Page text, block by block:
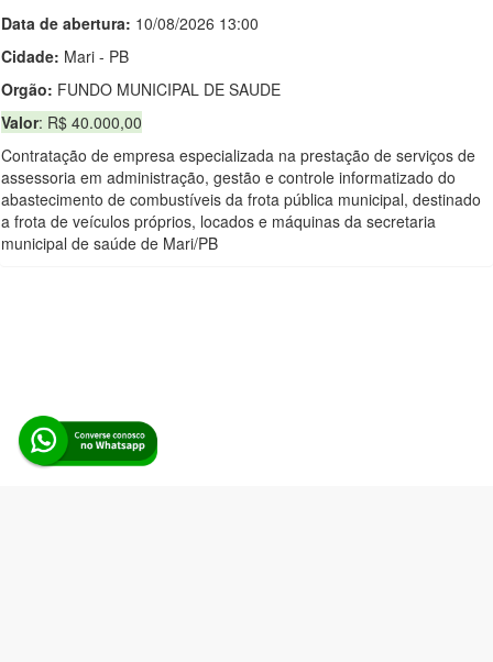
Data de abertura: 10/08/2026 13:00
Cidade: Mari - PB
Orgão: FUNDO MUNICIPAL DE SAUDE
Valor: R$ 40.000,00
Contratação de empresa especializada na prestação de serviços de
assessoria em administração, gestão e controle informatizado do
abastecimento de combustíveis da frota pública municipal, destinado
a frota de veículos próprios, locados e máquinas da secretaria
municipal de saúde de Mari/PB